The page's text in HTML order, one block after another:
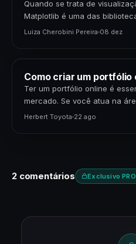
Quando se trata de
Matplotlib é uma das
poderosas disponíveis. Para
Luiza Cherobini Pereira 08 dez
Como criar um portfólio
Ter um portfólio online é
mercado. Se você atua na
negócios, apresentar seus
Herbert Toyota 22 ago
2 comentários Exclusivo PRO